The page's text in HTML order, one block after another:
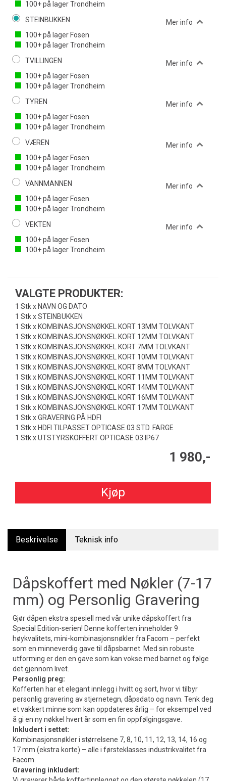
100+på lagerTrondheim
STEINBUKKEN
Mer info
100+på lagerFosen
100+på lagerTrondheim
TVILLINGEN
Mer info
100+på lagerFosen
100+på lagerTrondheim
TYREN
Mer info
100+på lagerFosen
100+på lagerTrondheim
VÆREN
Mer info
100+på lagerFosen
100+på lagerTrondheim
VANNMANNEN
Mer info
100+på lagerFosen
100+på lagerTrondheim
VEKTEN
Mer info
100+på lagerFosen
100+på lagerTrondheim
VALGTE PRODUKTER:
1 Stk x NAVN OG DATO
1 Stk x STEINBUKKEN
1 Stk x KOMBINASJONSNØKKEL KORT 13MM TOLVKANT
1 Stk x KOMBINASJONSNØKKEL KORT 12MM TOLVKANT
1 Stk x KOMBINASJONSNØKKEL KORT 7MM TOLVKANT
1 Stk x KOMBINASJONSNØKKEL KORT 10MM TOLVKANT
1 Stk x KOMBINASJONSNØKKEL KORT 8MM TOLVKANT
1 Stk x KOMBINASJONSNØKKEL KORT 11MM TOLVKANT
1 Stk x KOMBINASJONSNØKKEL KORT 14MM TOLVKANT
1 Stk x KOMBINASJONSNØKKEL KORT 16MM TOLVKANT
1 Stk x KOMBINASJONSNØKKEL KORT 17MM TOLVKANT
1 Stk x GRAVERING PÅ HDFI
1 Stk x HDFI TILPASSET OPTICASE 03 STD. FARGE
1 Stk x UTSTYRSKOFFERT OPTICASE 03 IP67
1 980,-
Kjøp
Beskrivelse Teknisk info
Dåpskoffert med Nøkler (7-17
mm) og Personlig Gravering
Gjør dåpen ekstra spesiell med vår unike dåpskoffert fra
Special Edition-serien! Denne kofferten inneholder 9
høykvalitets, mini-kombinasjonsnøkler fra Facom – perfekt
som en minneverdig gave til dåpsbarnet. Med sin robuste
utforming er den en gave som kan vokse med barnet og følge
det gjennom livet.
Personlig preg:
Kofferten har et elegant innlegg i hvitt og sort, hvor vi tilbyr
personlig gravering av stjernetegn, dåpsdato og navn. Tenk deg
et vakkert minne som kan oppdateres årlig – for eksempel ved
å gi en ny nøkkel hvert år som en fin oppfølgingsgave.
Inkludert i settet:
Kombinasjonsnøkler i størrelsene 7, 8, 10, 11, 12, 13, 14, 16 og
17 mm (ekstra korte) – alle i førsteklasses industrikvalitet fra
Facom.
Gravering inkludert: